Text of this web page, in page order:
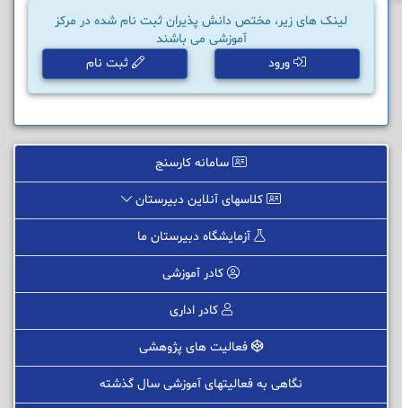
لینک های زیر، مختص دانش پذیران ثبت نام شده در مرکز
آموزشی می باشند
ورود
ثبت نام
سامانه کارسنج
کلاسهای آنلاین دبیرستان
آزمایشگاه دبیرستان ما
کادر آموزشی
کادر اداری
فعالیت های پژوهشی
نگاهی به فعالیتهای آموزشی سال گذشته